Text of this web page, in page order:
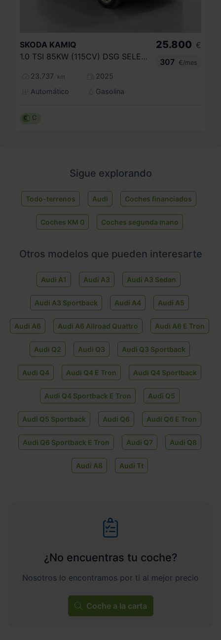
SKODA KAMIQ
1.0 TSI 85KW (115CV) DSG SELECTION
23.737 km
2025
Automático
Gasolina
25.800 €
307
€/mes
C
Sigue explorando
Todo-terrenos Audi Coches financiados
Coches KM 0 Coches segunda mano
Otros modelos que pueden interesarte
Audi A1 Audi A3 Audi A3 Sedan
Audi A3 Sportback Audi A4 Audi A5
Audi A6 Audi A6 Allroad Quattro Audi A6 E Tron
Audi Q2 Audi Q3 Audi Q3 Sportback
Audi Q4 Audi Q4 E Tron Audi Q4 Sportback
Audi Q4 Sportback E Tron Audi Q5
Audi Q5 Sportback Audi Q6 Audi Q6 E Tron
Audi Q6 Sportback E Tron Audi Q7 Audi Q8
Audi A8 Audi Tt
¿No encuentras tu coche?
Nosotros lo encontramos por ti al mejor precio
Coche a la carta